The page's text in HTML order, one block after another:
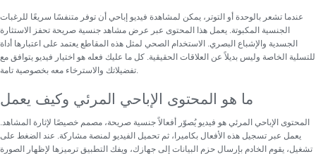
عندما تشعر بالوحدة أو التوتر، يمكن لمشاهدة فيديو إباحي أن توفر متنفسًا سريعًا للرغبات
الجنسية المكبوتة. يعمل هذا المحتوى عبر عرض مشاهد جنسية صريحة تحفز الاستثارة
الجسدية والإشباع البصري. الاستخدام الصحي لمثل هذه المقاطع يعتمد على اعتبارها أداة
للتسلية الخاصة وليس بديلاً عن العلاقات الحقيقية. كل ما عليك فعله هو اختيار فيديو يتوافق مع
ما هو المحتوى الإباحي المرئي وكيف يعمل
المحتوى الإباحي المرئي هو فيديو يُصوّر أفعالاً جنسية صريحة، مصمم خصيصًا لإثارة المشاهد.
يعمل عبر تسجيل هذه الأفعال بكاميرا، ثم تحميل الفيديو لمنصة مشاركة. عند الضغط على
تشغيل، يقوم الخادم بإرسال حزم البيانات إلى جهازك، ويفك التطبيق ترميزها لإظهار الصورة